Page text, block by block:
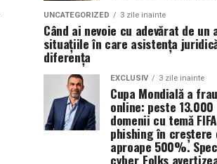
UNCATEGORIZED 3 zile inainte
Când ai nevoie cu adevărat de un
situațiile în care asistența
diferența
EXCLUSIV 3 zile inainte
Cupa Mondială a
online: peste 13.000
domenii cu temă
phishing în creștere
aproape 500%.
cyber_Folks